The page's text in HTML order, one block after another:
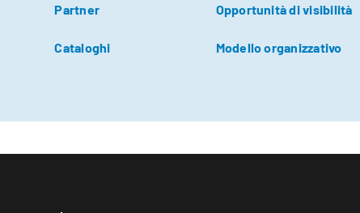
Partner Opportunità di visibilità
Cataloghi Modello organizzativo